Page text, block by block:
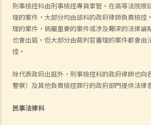
刑事檢控科由刑事檢控專員掌管。在高等法院原
理的案件，大部分均由該科的政府律師負責檢控
理的案件，倘屬重要的案件或涉及艱深的法律論
也會出庭。但大部分由裁判官審理的案件都會由
控。
除代表政府出庭外，刑事檢控科的政府律師也向
警察）及其他負責檢控罪行的政府部門提供法律
民事法律科